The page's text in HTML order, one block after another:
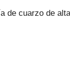
de cuarzo de